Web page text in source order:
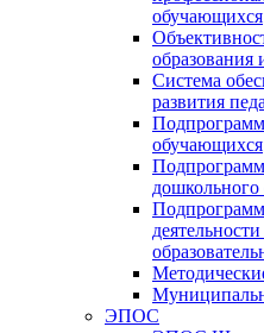
обучающихся
Система
развития
обучающихся
дошкольного
ЭПОС